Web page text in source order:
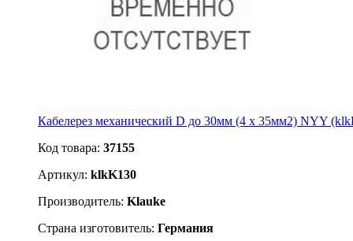
Кабелерез механический D до 30мм (4 х 35мм2) NYY
Код товара: 37155
Артикул: klkK130
Производитель: Klauke
Страна изготовитель: Германия